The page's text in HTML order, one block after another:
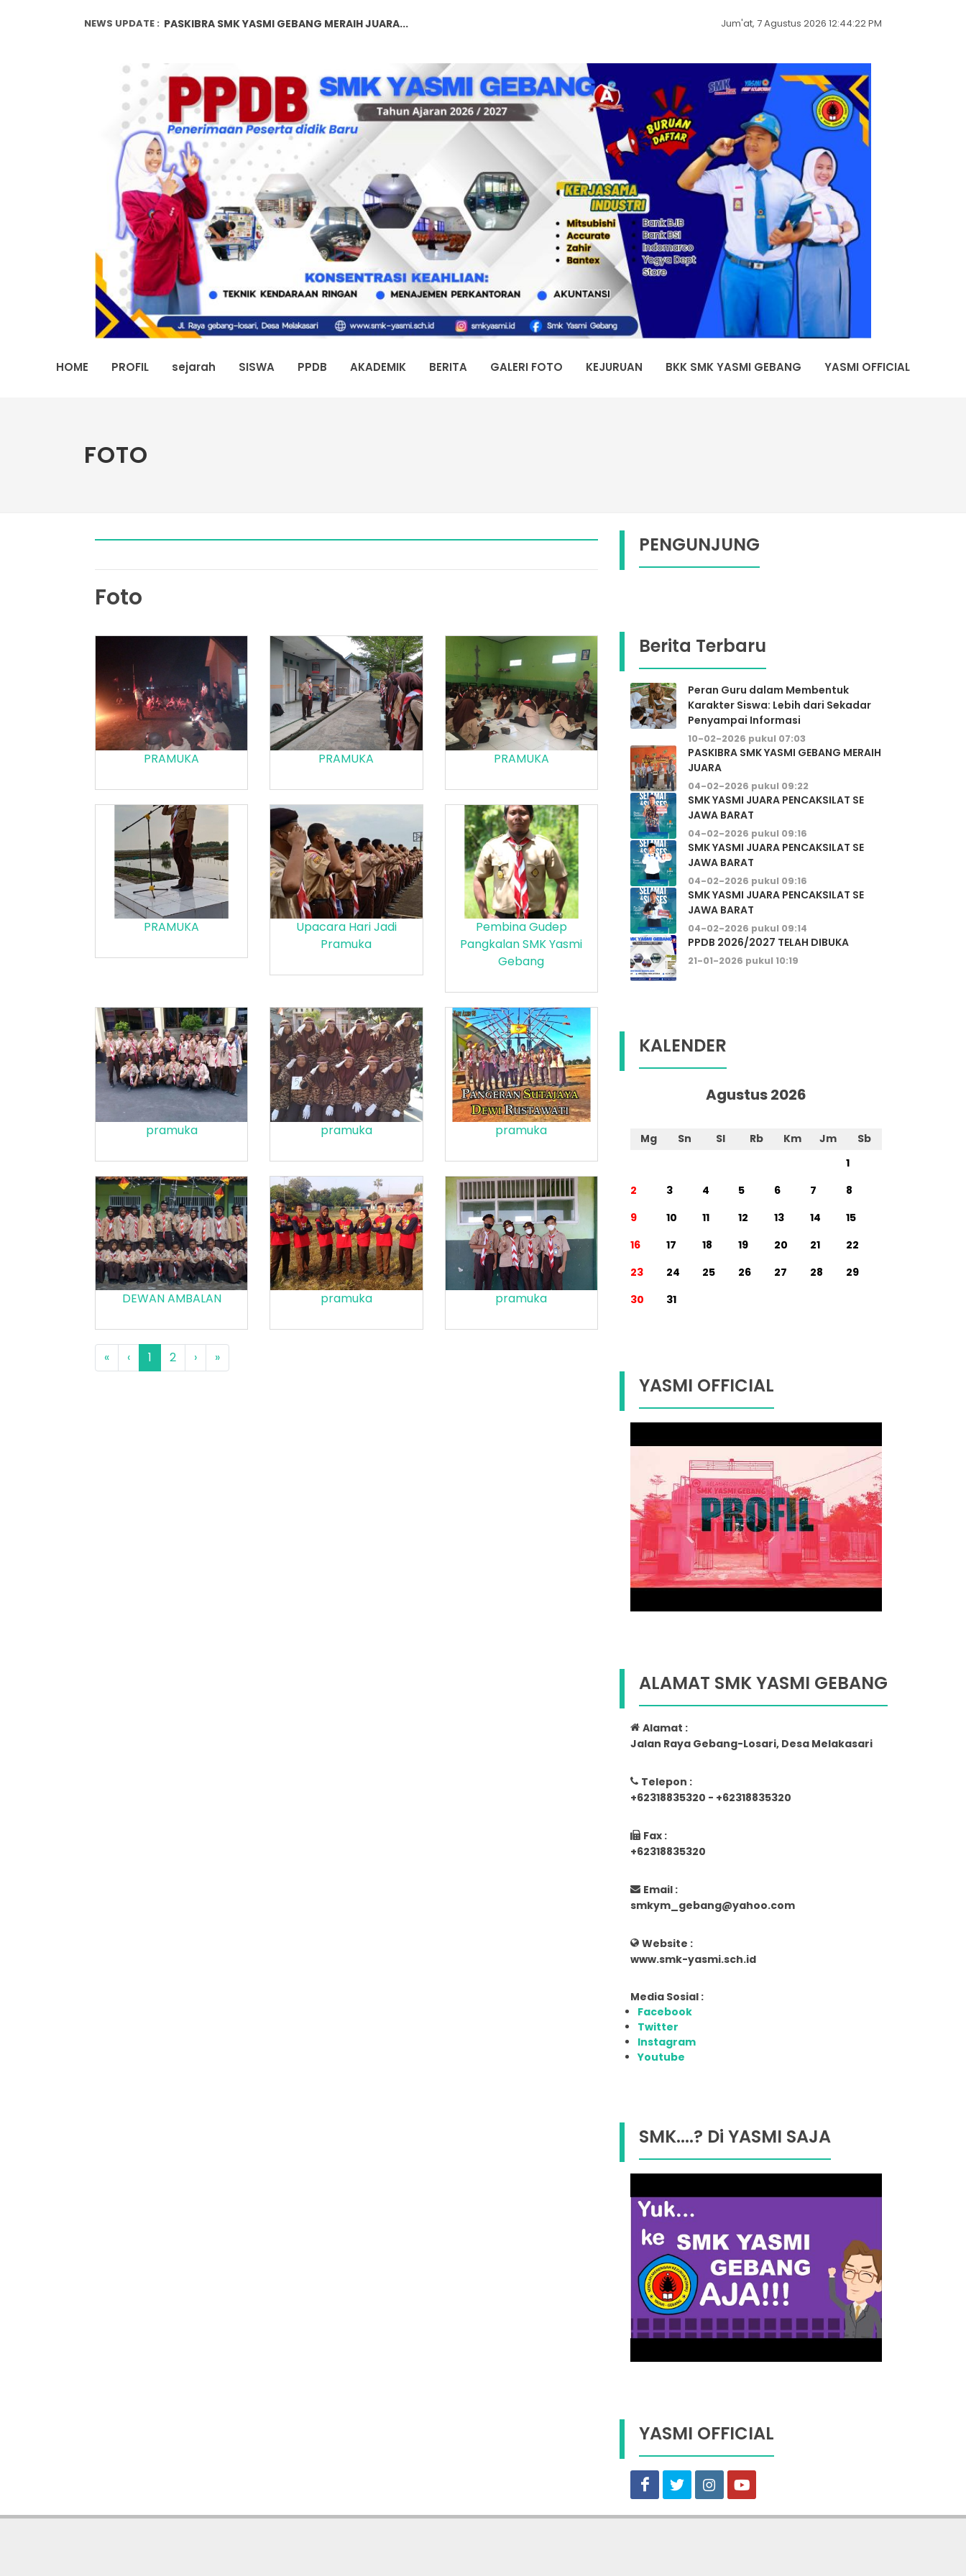
NEWS UPDATE : PASKIBRA SMK YASMI GEBANG MERAIH JUARA...
SMK YASMI JUARA PENCAKSILAT SE JAWA BARAT...
SMK YASMI JUARA PENCAKSILAT SE JAWA BARAT...
PPDB 2026/2027 TELAH DIBUKA...
17 Thn SMK YASMI GEBANG...
WALK INTERVIEW...
Penanggulangan Bullying, Begini Caranya...
Metode Pembelajaran Untuk Kurikulum Merdeka...
Peran Guru dalam Membentuk Karakter Siswa: Lebih dari Sekada...
Jum'at, 7 Agustus 2026 12:44:23 PM
HOME PROFIL sejarah SISWA PPDB AKADEMIK BERITA GALERI FOTO KEJURUAN BKK SMK YASMI GEBANG YASMI OFFICIAL
FOTO
Foto
PRAMUKA PRAMUKA PRAMUKA
PRAMUKA
Upacara Hari Jadi
Pramuka
Pembina Gudep
Pangkalan SMK Yasmi
Gebang
pramuka pramuka pramuka
DEWAN AMBALAN pramuka pramuka
« ‹ 1 2 › »
PENGUNJUNG
Berita Terbaru
Peran Guru dalam Membentuk
Karakter Siswa: Lebih dari Sekadar
Penyampai Informasi
10-02-2026 pukul 07:03
PASKIBRA SMK YASMI GEBANG MERAIH
JUARA
04-02-2026 pukul 09:22
SMK YASMI JUARA PENCAKSILAT SE
JAWA BARAT
04-02-2026 pukul 09:16
SMK YASMI JUARA PENCAKSILAT SE
JAWA BARAT
04-02-2026 pukul 09:16
SMK YASMI JUARA PENCAKSILAT SE
JAWA BARAT
04-02-2026 pukul 09:14
PPDB 2026/2027 TELAH DIBUKA
21-01-2026 pukul 10:19
KALENDER
Agustus 2026
Mg Sn Sl Rb Km Jm
Sb
1
2
3 4 5 6 7
8
9
10 11 12 13 14
15
16
17 18 19 20 21
22
23
24 25 26 27 28
29
30
31
YASMI OFFICIAL
ALAMAT SMK YASMI GEBANG
Alamat :
Jalan Raya Gebang-Losari, Desa Melakasari
Telepon :
+62318835320 - +62318835320
Fax :
+62318835320
Email :
smkym_gebang@yahoo.com
Website :
www.smk-yasmi.sch.id
Media Sosial :
Facebook
Twitter
Instagram
Youtube
SMK....? Di YASMI SAJA
YASMI OFFICIAL